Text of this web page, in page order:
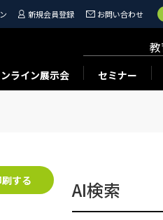
新規会員登録 お問い合わせ
ライン展示会 セミナー
する AI検索